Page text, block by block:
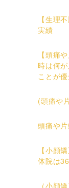
【生理
実績
【頭痛
時は何
ことが
(頭痛や
頭痛や
【小顔
体院は
（小顔